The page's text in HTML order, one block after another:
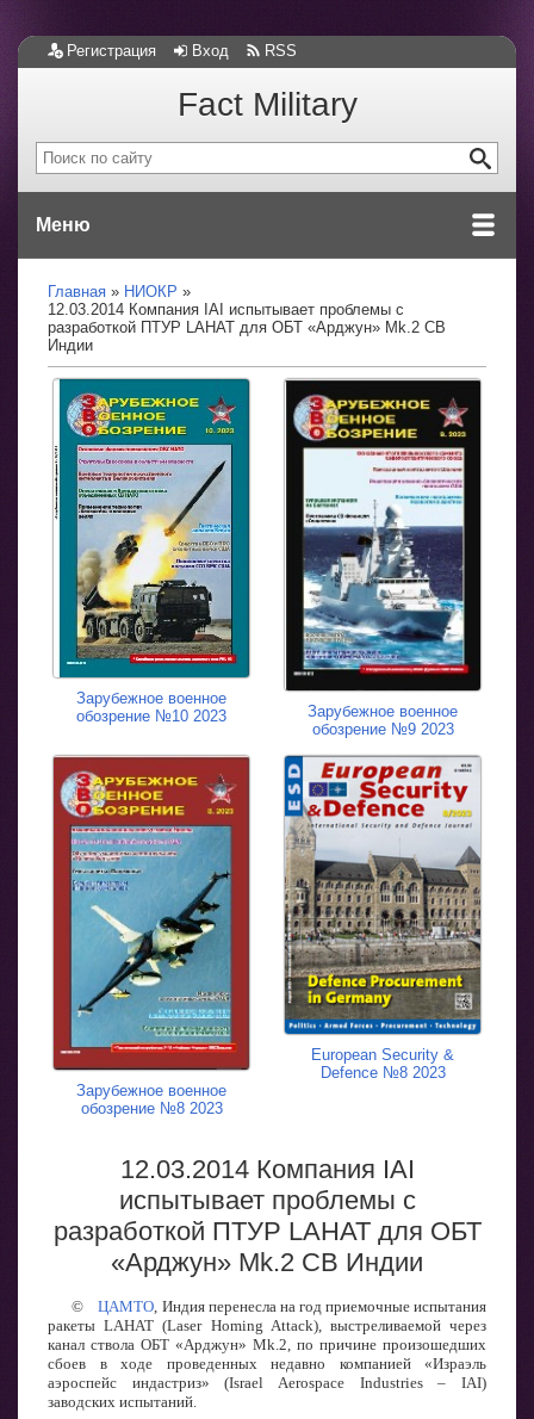
Регистрация Вход RSS
Fact Military
Меню
Главная
НИОКР
12.03.2014 Компания IAI испытывает проблемы с
разработкой ПТУР LAHAT для ОБТ «Арджун» Mk.2 СВ
Индии
Зарубежное военное
обозрение №10 2023
Зарубежное военное
обозрение №9 2023
Зарубежное военное
обозрение №8 2023
European Security &
Defence №8 2023
12.03.2014 Компания IAI
испытывает проблемы с
разработкой ПТУР LAHAT для ОБТ
«Арджун» Mk.2 СВ Индии
© ЦАМТО , Индия перенесла на год приемочные испытания
ракеты LAHAT (Laser Homing Attack), выстреливаемой через
канал ствола ОБТ «Арджун» Mk.2, по причине произошедших
сбоев в ходе проведенных недавно компанией «Израэль
аэроспейс индастриз» (Israel Aerospace Industries – IAI)
заводских испытаний.